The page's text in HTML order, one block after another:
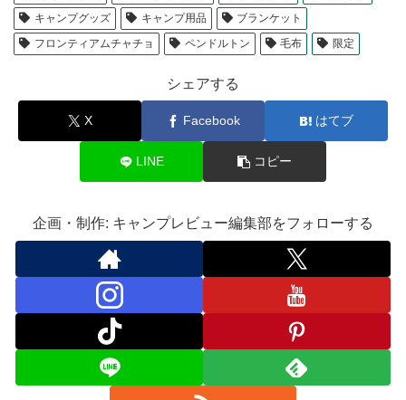
キャンプグッズ
キャンプ用品
ブランケット
フロンティアムチャチョ
ペンドルトン 毛布 限定
シェアする
X Facebook はてブ
LINE コピー
企画・制作: キャンプレビュー編集部をフォローする